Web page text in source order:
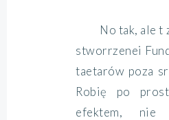
No tak, ale t
stworrzenei
taetarów poza
Robię po
efektem,